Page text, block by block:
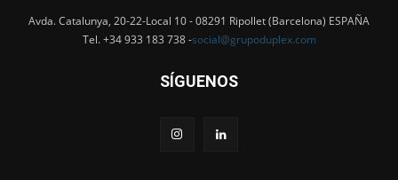
Avda. Catalunya, 20-22-Local 10 - 08291 Ripollet (Barcelona) ESPAÑA
Tel. +34 933 183 738 -social@grupoduplex.com
SÍGUENOS